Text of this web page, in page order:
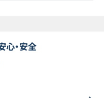
心・安全